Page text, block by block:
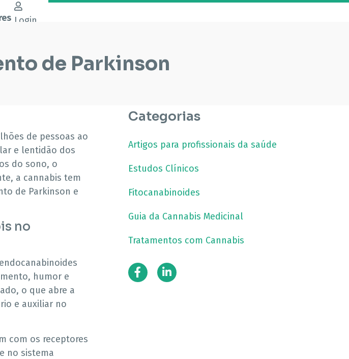
Login
de Parkinson
de pessoas ao
e lentidão dos
do sono, o
a cannabis tem
de Parkinson e
no
humor e
o que abre a
e auxiliar no
com os receptores
no sistema
Categorias
Artigos para profissionais da saúde
Estudos Clínicos
Fitocanabinoides
Guia da Cannabis Medicinal
Tratamentos com Cannabis